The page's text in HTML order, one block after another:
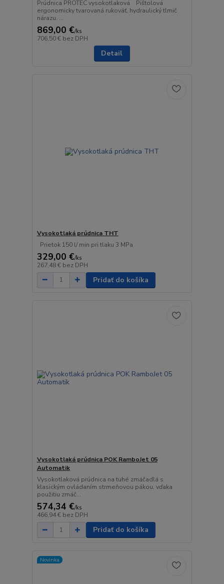
Prúdnica PROTEC vysokotlaková Pištolová
ergonomicky tvarovaná rukoväť, hydraulický tlmič
nárazu. ...
869,00 €/ks
706,50 € bez DPH
Detail
Vysokotlaká prúdnica THT
Prietok 150 l/ min pri tlaku 3 MPa
329,00 €/ks
267,48 € bez DPH
Pridať do košíka
Vysokotlaká prúdnica POK RamboJet 05
Automatik
Vysokotlaková prúdnica na tuhé zmáčadlá s
klasickým ovládaním strmeňovou pákou, vďaka
použitiu zmáč...
574,34 €/ks
466,94 € bez DPH
Pridať do košíka
Novinka